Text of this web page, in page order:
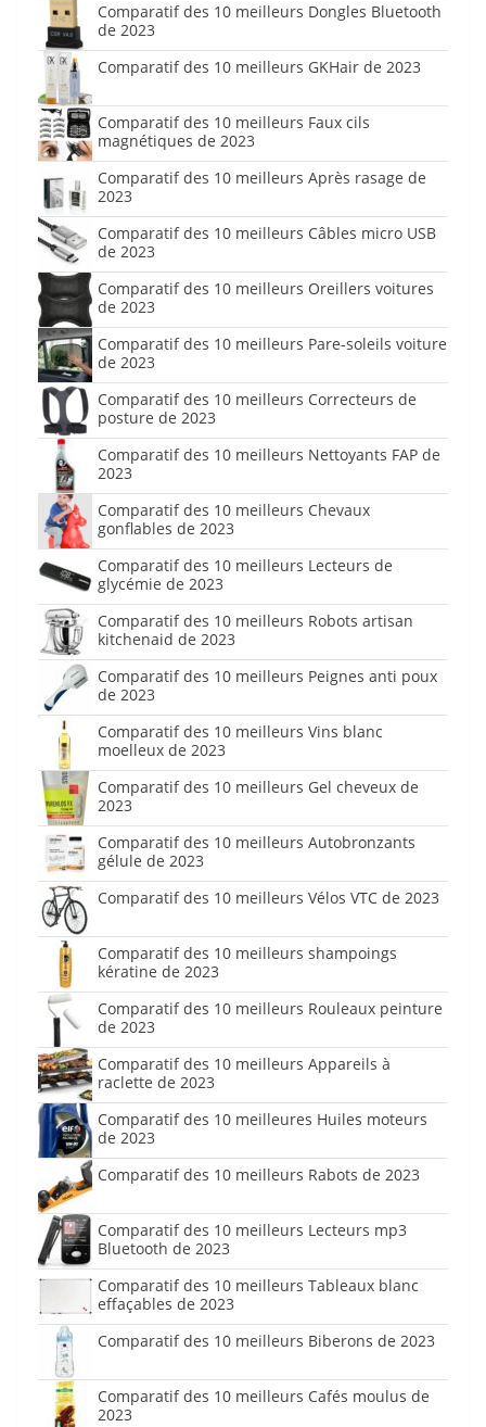
Comparatif des 10 meilleurs Dongles Bluetooth
de 2023
Comparatif des 10 meilleurs GKHair de 2023
Comparatif des 10 meilleurs Faux cils
magnétiques de 2023
Comparatif des 10 meilleurs Après rasage de
2023
Comparatif des 10 meilleurs Câbles micro USB
de 2023
Comparatif des 10 meilleurs Oreillers voitures
de 2023
Comparatif des 10 meilleurs Pare-soleils voiture
de 2023
Comparatif des 10 meilleurs Correcteurs de
posture de 2023
Comparatif des 10 meilleurs Nettoyants FAP de
2023
Comparatif des 10 meilleurs Chevaux
gonflables de 2023
Comparatif des 10 meilleurs Lecteurs de
glycémie de 2023
Comparatif des 10 meilleurs Robots artisan
kitchenaid de 2023
Comparatif des 10 meilleurs Peignes anti poux
de 2023
Comparatif des 10 meilleurs Vins blanc
moelleux de 2023
Comparatif des 10 meilleurs Gel cheveux de
2023
Comparatif des 10 meilleurs Autobronzants
gélule de 2023
Comparatif des 10 meilleurs Vélos VTC de 2023
Comparatif des 10 meilleurs shampoings
kératine de 2023
Comparatif des 10 meilleurs Rouleaux peinture
de 2023
Comparatif des 10 meilleurs Appareils à
raclette de 2023
Comparatif des 10 meilleures Huiles moteurs
de 2023
Comparatif des 10 meilleurs Rabots de 2023
Comparatif des 10 meilleurs Lecteurs mp3
Bluetooth de 2023
Comparatif des 10 meilleurs Tableaux blanc
effaçables de 2023
Comparatif des 10 meilleurs Biberons de 2023
Comparatif des 10 meilleurs Cafés moulus de
2023